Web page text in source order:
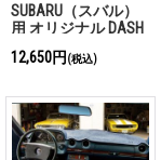
SUBARU（スバル）
用 オリジナル DASH
ト)
12,650円 (税込)